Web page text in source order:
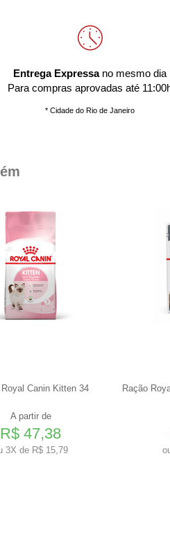
Entrega Expressano mesmo dia
Para compras aprovadas até
* Cidade do Rio de Janeiro
Canin Kitten 34
A partir de
R$ 47,38
3X de R$ 15,79
Ração